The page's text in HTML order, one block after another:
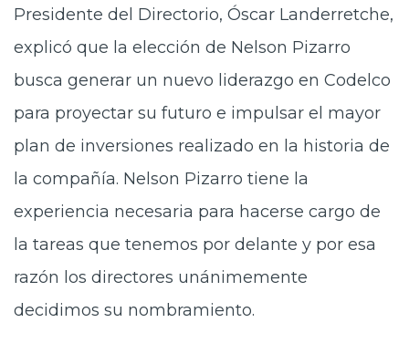
Presidente del Directorio, Óscar Landerretche,
explicó que la elección de Nelson Pizarro
busca generar un nuevo liderazgo en Codelco
para proyectar su futuro e impulsar el mayor
plan de inversiones realizado en la historia de
la compañía. Nelson Pizarro tiene la
experiencia necesaria para hacerse cargo de
la tareas que tenemos por delante y por esa
razón los directores unánimemente
decidimos su nombramiento.